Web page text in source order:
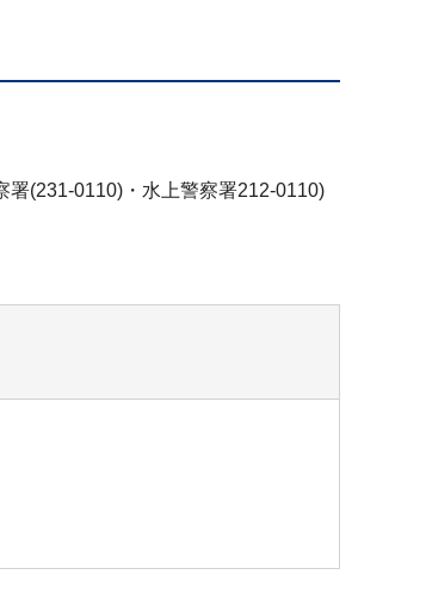
(231-0110)・水上警察署212-0110)